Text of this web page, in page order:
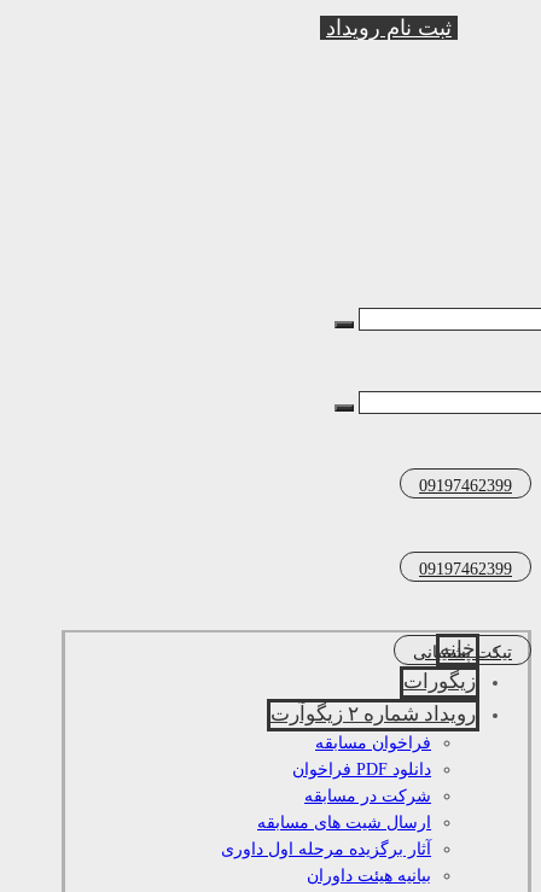
ثبت نام رویداد
09197462399
09197462399
تیکت پشتیبانی
خانه
زیگورات
رویداد شماره ۲ زیگوآرت
فراخوان مسابقه
دانلود PDF فراخوان
شرکت در مسابقه
ارسال شیت های مسابقه
آثار برگزیده مرحله اول داوری
بیانیه هیئت داوران